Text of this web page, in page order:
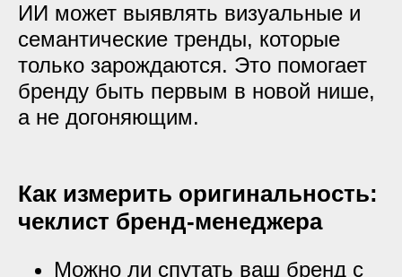
ИИ может выявлять визуальные и
семантические тренды, которые
только зарождаются. Это помогает
бренду быть первым в новой нише,
а не догоняющим.
Как измерить оригинальность:
чеклист бренд-менеджера
Можно ли спутать ваш бренд с